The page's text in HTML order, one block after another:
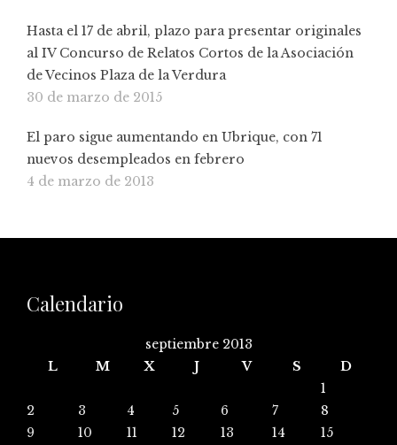
Hasta el 17 de abril, plazo para presentar originales
al IV Concurso de Relatos Cortos de la Asociación
de Vecinos Plaza de la Verdura
30 de marzo de 2015
El paro sigue aumentando en Ubrique, con 71
nuevos desempleados en febrero
4 de marzo de 2013
Calendario
septiembre 2013
L
M X J V S
D
1
2
3 4 5 6 7
8
9
10 11 12 13 14
15